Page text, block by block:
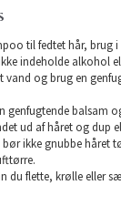
til fedtet hår, brug
indeholde alkohol
vand og brug en
genfugtende balsam
ud af håret og dup
ikke gnubbe håret
du flette, krølle eller